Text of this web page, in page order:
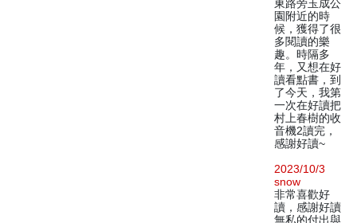
東路旁玉成公
園附近的時
候，獲得了很
多閱讀的樂
趣。時隔多
年，又想在好
讀看點書，到
了今天，我第
一次在好讀把
村上春樹的收
音機2讀完，
感謝好讀~
2023/10/3
snow
非常喜歡好
讀，感謝好讀
無私的付出與